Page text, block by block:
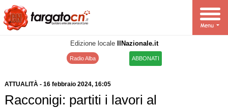
Edizione locale IlNazionale.it
Radio Alba ABBONATI
ATTUALITÀ- 16 febbraio 2024, 16:05
Racconigi: partiti i lavori al